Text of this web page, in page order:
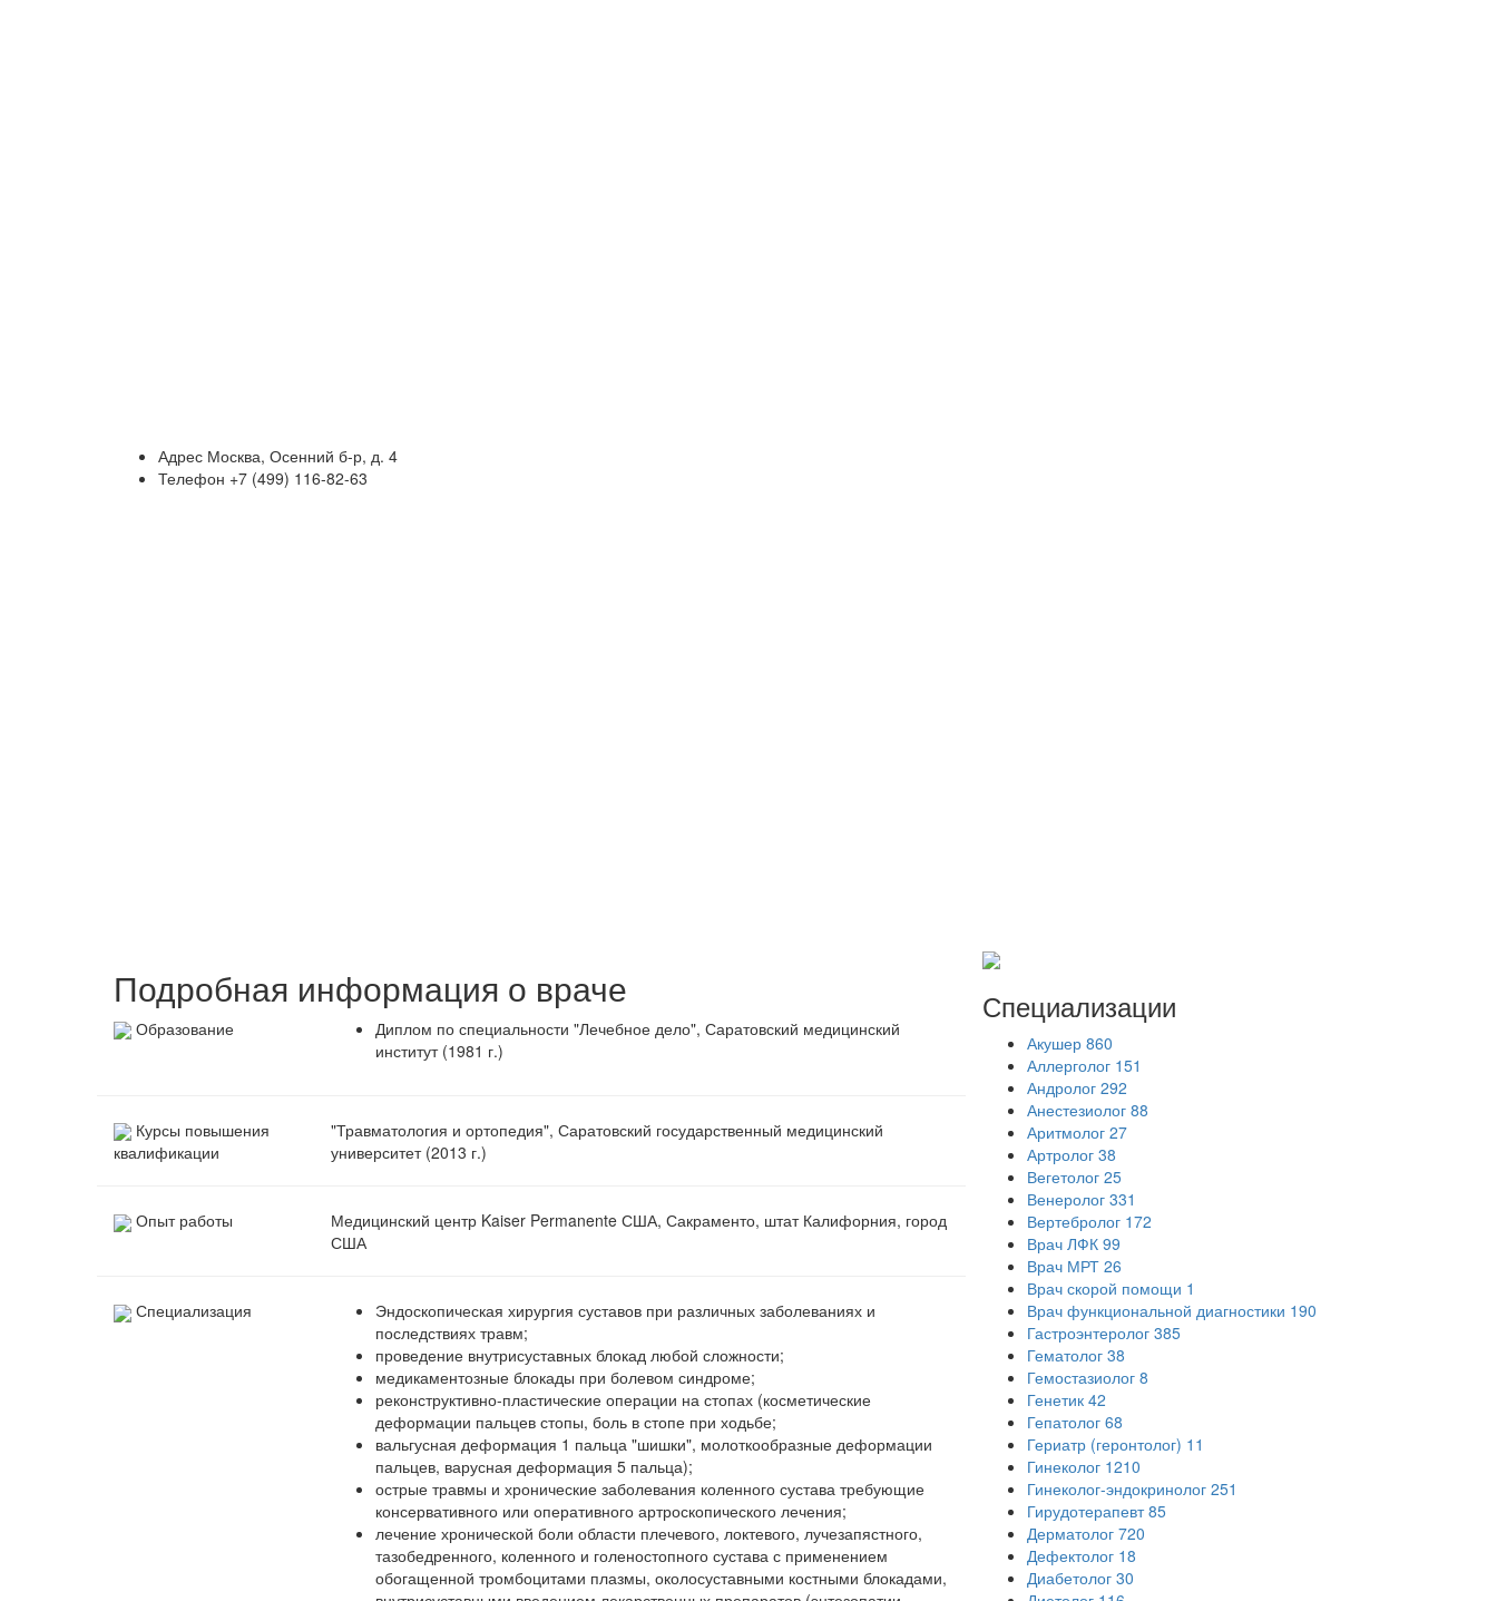
Адрес Москва, Осенний б-р, д. 4
Телефон +7 (499) 116-82-63
Подробная информация о враче
Образование
Диплом по специальности "Лечебное дело", Саратовский медицинский
институт (1981 г.)
Курсы повышения
квалификации
"Травматология и ортопедия", Саратовский государственный медицинский
университет (2013 г.)
Опыт работы
Медицинский центр Kaiser Permanente США, Сакраменто, штат Калифорния, город
США
Специализация
Эндоскопическая хирургия суставов при различных заболеваниях и
последствиях травм;
проведение внутрисуставных блокад любой сложности;
медикаментозные блокады при болевом синдроме;
реконструктивно-пластические операции на стопах (косметические
деформации пальцев стопы, боль в стопе при ходьбе;
вальгусная деформация 1 пальца "шишки", молоткообразные деформации
пальцев, варусная деформация 5 пальца);
острые травмы и хронические заболевания коленного сустава требующие
консервативного или оперативного артроскопического лечения;
лечение хронической боли области плечевого, локтевого, лучезапястного,
тазобедренного, коленного и голеностопного сустава с применением
обогащенной тромбоцитами плазмы, околосуставными костными блокадами,
Специализации
Акушер 860
Аллерголог 151
Андролог 292
Анестезиолог 88
Аритмолог 27
Артролог 38
Вегетолог 25
Венеролог 331
Вертебролог 172
Врач ЛФК 99
Врач МРТ 26
Врач скорой помощи 1
Врач функциональной диагностики 190
Гастроэнтеролог 385
Гематолог 38
Гемостазиолог 8
Генетик 42
Гепатолог 68
Гериатр (геронтолог) 11
Гинеколог 1210
Гинеколог-эндокринолог 251
Гирудотерапевт 85
Дерматолог 720
Дефектолог 18
Диабетолог 30